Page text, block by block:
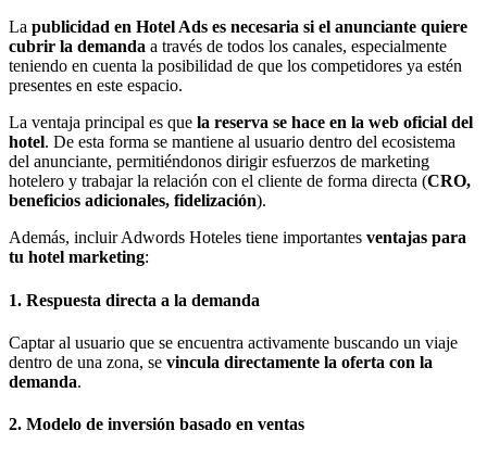
La publicidad en Hotel Ads es necesaria si el anunciante quiere
cubrir la demanda a través de todos los canales, especialmente
teniendo en cuenta la posibilidad de que los competidores ya estén
presentes en este espacio.
La ventaja principal es que la reserva se hace en la web oficial del
hotel. De esta forma se mantiene al usuario dentro del ecosistema
del anunciante, permitiéndonos dirigir esfuerzos de marketing
hotelero y trabajar la relación con el cliente de forma directa (CRO,
beneficios adicionales, fidelización).
Además, incluir Adwords Hoteles tiene importantes ventajas para
tu hotel marketing:
1. Respuesta directa a la demanda
Captar al usuario que se encuentra activamente buscando un viaje
dentro de una zona, se vincula directamente la oferta con la
demanda.
2. Modelo de inversión basado en ventas